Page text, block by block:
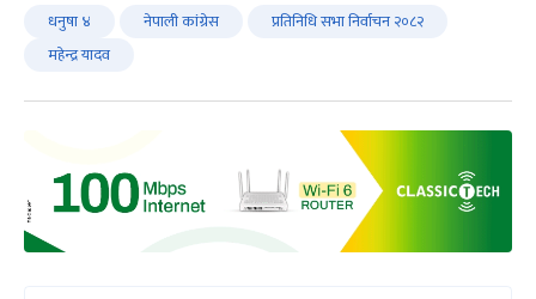
धनुषा ४ नेपाली कांंग्रेस
प्रतिनिधि सभा निर्वाचन २०८२
महेन्द्र यादव